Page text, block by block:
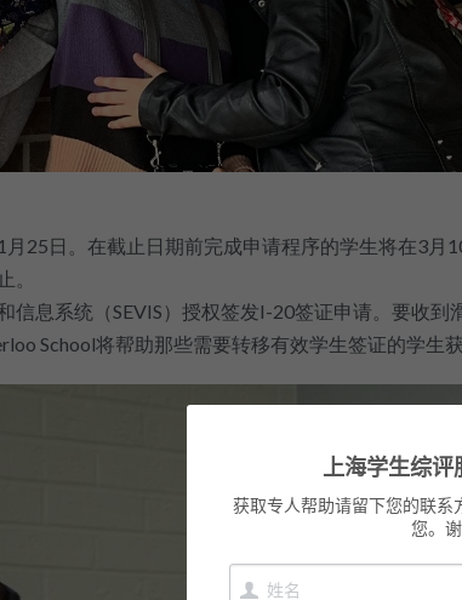
25日。在截止日期前完成申请程序的学生将在3
。
信息系统（SEVIS）授权签发I-20签证申请。要收
School将帮助那些需要转移有效学生签证的学生获
上海学生综
获取专人帮助请留下您的联系
您。谢